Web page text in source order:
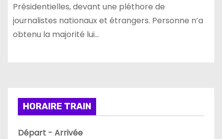
Présidentielles, devant une pléthore de
journalistes nationaux et étrangers. Personne n’a
obtenu la majorité lui…
HORAIRE TRAIN
Départ - Arrivée